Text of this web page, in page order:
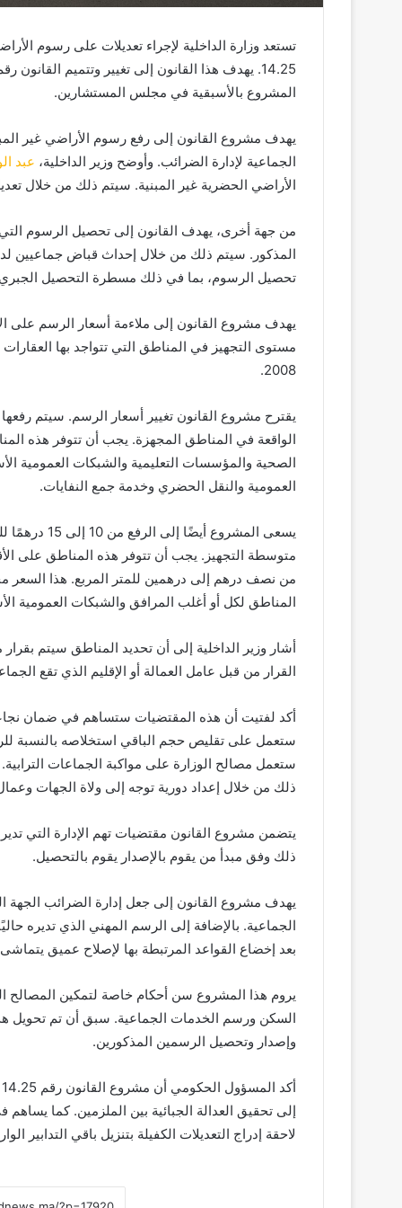
تستعد وزارة الداخلية لإجراء تعديلات على رسوم
المشروع بالأسبقية في مجلس المستشارين.
يهدف مشروع القانون إلى رفع رسوم الأراضي غير
الجماعية لإدارة الضرائب. وأوضح وزير الداخلية، عبد
الأراضي الحضرية غير المبنية. سيتم ذلك من خلال
من جهة أخرى، يهدف القانون إلى تحصيل الرسوم التي
المذكور. سيتم ذلك من خلال إحداث قباض جماعيين
تحصيل الرسوم، بما في ذلك مسطرة التحصيل الجبري.
يهدف مشروع القانون إلى ملاءمة أسعار الرسم على
مستوى التجهيز في المناطق التي تتواجد بها
2008.
الواقعة في المناطق المجهزة. يجب أن تتوفر هذه
الصحية والمؤسسات التعليمية والشبكات العمومية
العمومية والنقل الحضري وخدمة جمع النفايات.
يسعى
متوسطة التجهيز. يجب أن تتوفر هذه المناطق على
من نصف درهم إلى درهمين للمتر المربع. هذا السعر
المناطق لكل أو أغلب المرافق والشبكات العمومية
أشار وزير الداخلية إلى أن تحديد المناطق سيتم
القرار من قبل عامل العمالة أو الإقليم الذي تقع
أكد لفتيت أن هذه المقتضيات ستساهم في ضمان
ستعمل على تقليص حجم الباقي استخلاصه بالنسبة
ستعمل مصالح الوزارة على مواكبة الجماعات
ذلك من خلال إعداد دورية توجه إلى ولاة الجهات وعمال
يتضمن مشروع القانون مقتضيات تهم الإدارة التي
ذلك وفق مبدأ من يقوم بالإصدار يقوم بالتحصيل.
يهدف مشروع القانون إلى جعل إدارة الضرائب
الجماعية. بالإضافة إلى الرسم المهني الذي تديره
بعد إخضاع القواعد المرتبطة بها لإصلاح عميق يتماشى مع
يروم هذا المشروع سن أحكام خاصة لتمكين المصالح
السكن ورسم الخدمات الجماعية. سبق أن تم تحويل
وإصدار وتحصيل الرسمين المذكورين.
إلى تحقيق العدالة الجبائية بين الملزمين. كما
لاحقة إدراج التعديلات الكفيلة بتنزيل باقي التدابير